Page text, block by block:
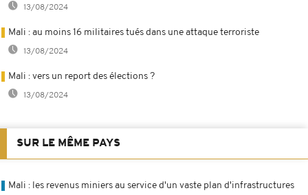
13/08/2024
Mali : au moins 16 militaires tués dans une attaque terroriste
13/08/2024
Mali : vers un report des élections ?
13/08/2024
SUR LE MÊME PAYS
Mali : les revenus miniers au service d'un vaste plan d'infrastructures